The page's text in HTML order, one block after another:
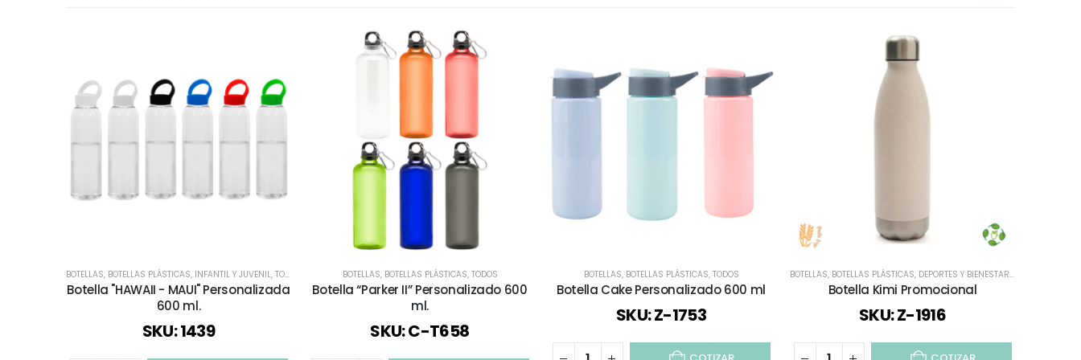
BOTELLAS, BOTELLAS PLÁSTICAS, INFANTIL Y JUVENIL, TODOS
Botella "HAWAII - MAUI" Personalizada
600 ml.
SKU: 1439
BOTELLAS, BOTELLAS PLÁSTICAS, TODOS
Botella “Parker II” Personalizado 600
ml.
SKU: C-T658
BOTELLAS, BOTELLAS PLÁSTICAS, TODOS
Botella Cake Personalizado 600 ml
SKU: Z-1753
BOTELLAS, BOTELLAS PLÁSTICAS, DEPORTES Y BIENESTAR,
Botella Kimi Promocional
SKU: Z-1916